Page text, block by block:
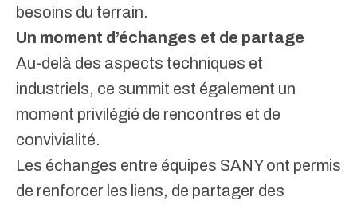
besoins du terrain.
Un moment d’échanges et de partage
Au-delà des aspects techniques et
industriels, ce summit est également un
moment privilégié de rencontres et de
convivialité.
Les échanges entre équipes SANY ont permis
de renforcer les liens, de partager des